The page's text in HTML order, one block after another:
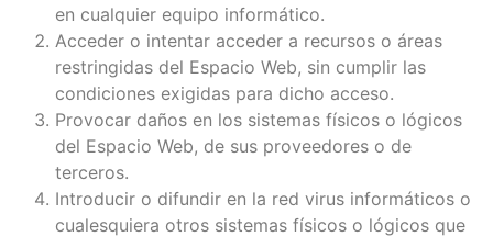
en cualquier equipo informático.
Acceder o intentar acceder a recursos o áreas
restringidas del Espacio Web, sin cumplir las
condiciones exigidas para dicho acceso.
Provocar daños en los sistemas físicos o lógicos
del Espacio Web, de sus proveedores o de
terceros.
Introducir o difundir en la red virus informáticos o
cualesquiera otros sistemas físicos o lógicos que